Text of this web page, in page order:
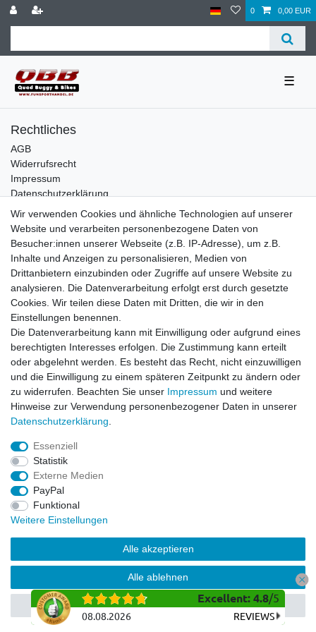
0 0,00 EUR
☰
Rechtliches
AGB
Widerrufsrecht
Impressum
Datenschutzerklärung
Service
FAQ / Ratgeber
Kinderquad
E-Bikes / Pedelecs
Dirt Bike & Pocketbike
Quad & ATV
Kinderbuggy | Gokart
© Copyright 2026 | Alle Rechte vorbehalten.
Excellent: 4.8/5
08.08.2026 REVIEWS
Wir verwenden Cookies und ähnliche Technologien auf unserer
Website und verarbeiten personenbezogene Daten von
Besucher:innen unserer Webseite (z.B. IP-Adresse), um z.B.
Inhalte und Anzeigen zu personalisieren, Medien von
Drittanbietern einzubinden oder Zugriffe auf unsere Website zu
analysieren. Die Datenverarbeitung erfolgt erst durch gesetzte
Cookies. Wir teilen diese Daten mit Dritten, die wir in den
Einstellungen benennen.
Die Datenverarbeitung kann mit Einwilligung oder aufgrund eines
berechtigten Interesses erfolgen. Die Zustimmung kann erteilt
oder abgelehnt werden. Es besteht das Recht, nicht einzuwilligen
und die Einwilligung zu einem späteren Zeitpunkt zu ändern oder
zu widerrufen. Beachten Sie unser Impressum und weitere
Hinweise zur Verwendung personenbezogener Daten in unserer
Daten­schutz­erklärung
Essenziell
Statistik
Externe Medien
PayPal
Funktional
Weitere Einstellungen
Alle akzeptieren
Alle ablehnen
Auswahl akzeptieren